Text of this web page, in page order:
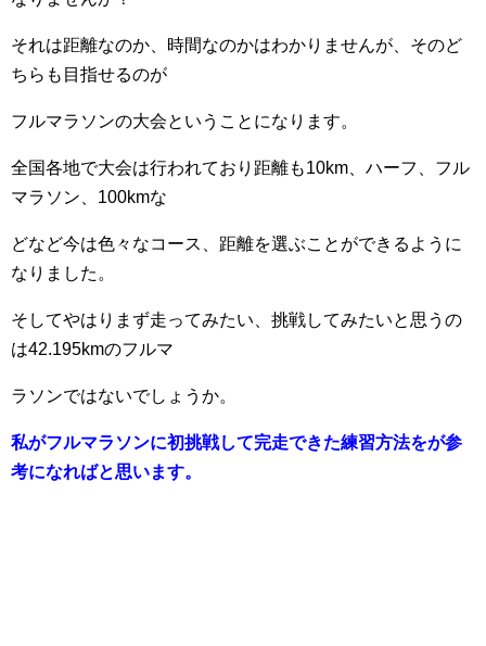
それは距離なのか、時間なのかはわかりませんが、そのど
ちらも目指せるのが
フルマラソンの大会ということになります。
全国各地で大会は行われており距離も10km、ハーフ、フル
マラソン、100kmな
どなど今は色々なコース、距離を選ぶことができるように
なりました。
そしてやはりまず走ってみたい、挑戦してみたいと思うの
は42.195kmのフルマ
ラソンではないでしょうか。
私がフルマラソンに初挑戦して完走できた練習方法をが参
考になればと思います。